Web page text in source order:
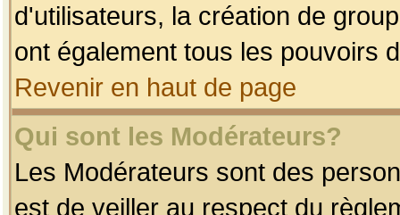
d'utilisateurs, la création de
ont également tous les pouvoirs
Revenir en haut de page
Qui sont les Modérateurs?
Les Modérateurs sont des
est de veiller au respect du